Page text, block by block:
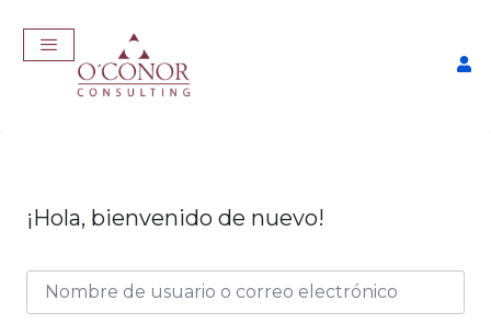
¡Hola, bienvenido de nuevo!